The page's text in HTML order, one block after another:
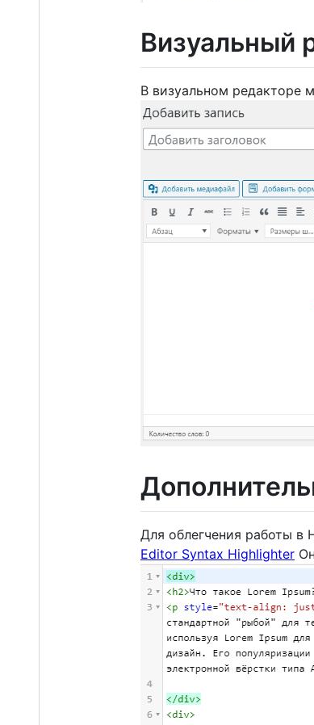
Визуальный
В визуальном редакторе
Для облегчения работы в
Editor Syntax Highlighter